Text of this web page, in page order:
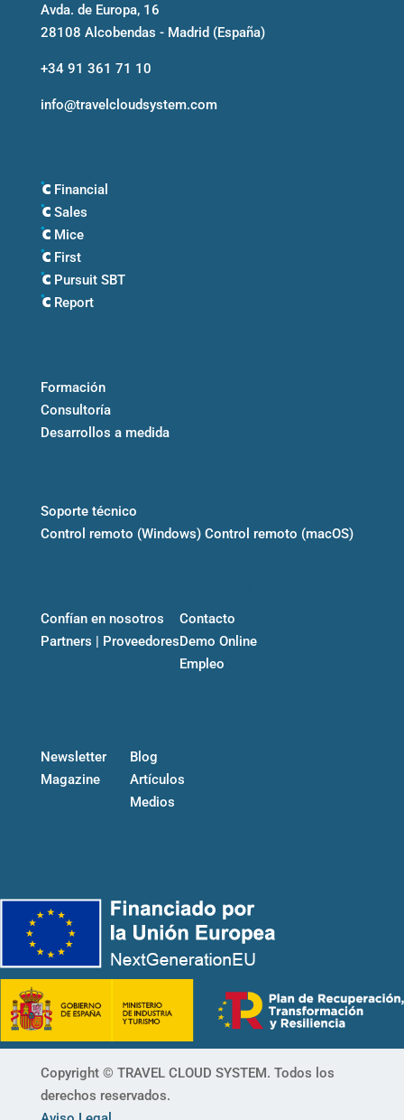
Avda. de Europa, 16
28108 Alcobendas - Madrid (España)
+34 91 361 71 10
info@travelcloudsystem.com
Financial
Sales
Mice
First
Pursuit SBT
Report
Formación
Consultoría
Desarrollos a medida
Soporte técnico
Control remoto (Windows) Control remoto (macOS)
Confían en nosotros
Partners | Proveedores
Contacto
Demo Online
Empleo
Newsletter
Magazine
Blog
Artículos
Medios
Copyright © TRAVEL CLOUD SYSTEM. Todos los
derechos reservados.